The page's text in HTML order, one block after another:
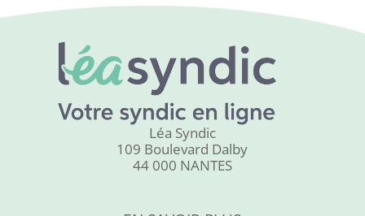
Léa Syndic
109 Boulevard Dalby
44 000 NANTES